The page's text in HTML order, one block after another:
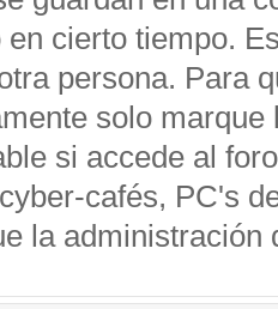
en cierto tiempo.
persona. Para
solo
si accede al
cafés, PC's
la administración